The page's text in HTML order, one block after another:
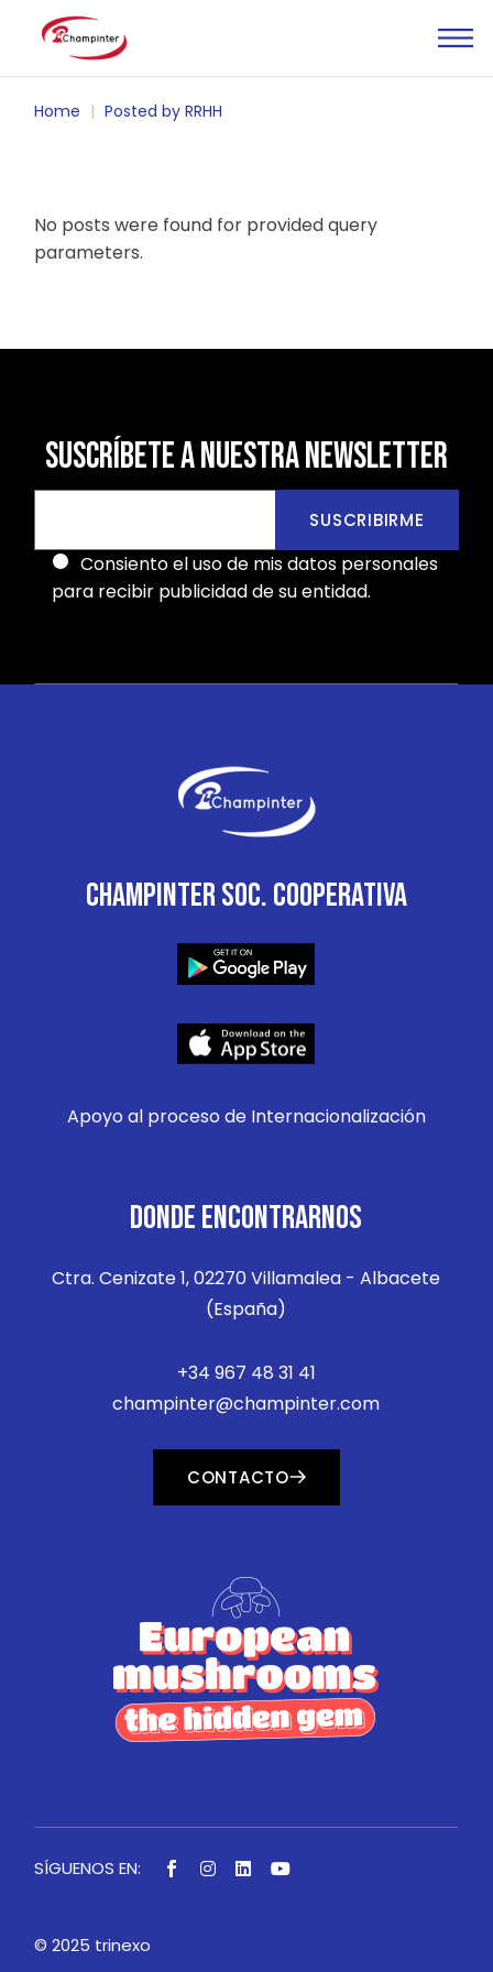
Home Posted by RRHH
No posts were found for provided query
parameters.
SUSCRÍBETE A NUESTRA NEWSLETTER
SUSCRIBIRME
Consiento el uso de mis datos personales
para recibir publicidad de su entidad.
CHAMPINTER SOC. COOPERATIVA
Apoyo al proceso de Internacionalización
DONDE ENCONTRARNOS
Ctra. Cenizate 1, 02270 Villamalea - Albacete
(España)
+34 967 48 31 41
champinter@champinter.com
CONTACTO
SÍGUENOS EN:
© 2025 trinexo